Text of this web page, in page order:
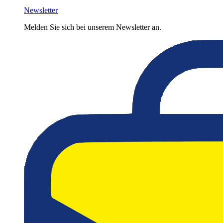
Newsletter
Melden Sie sich bei unserem Newsletter an.